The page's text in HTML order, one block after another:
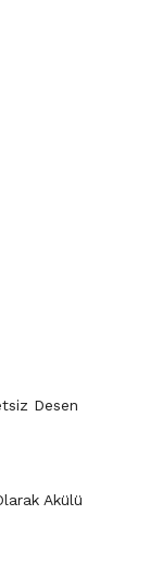
Desen
Akülü